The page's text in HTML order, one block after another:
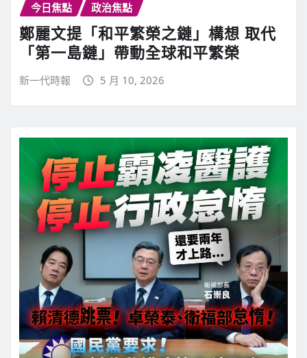
今日焦點 政治焦點
鄭麗文提「和平繁榮之鏈」構想 取代
「第一島鏈」帶動全球和平繁榮
新一代時報 5 月 10, 2026